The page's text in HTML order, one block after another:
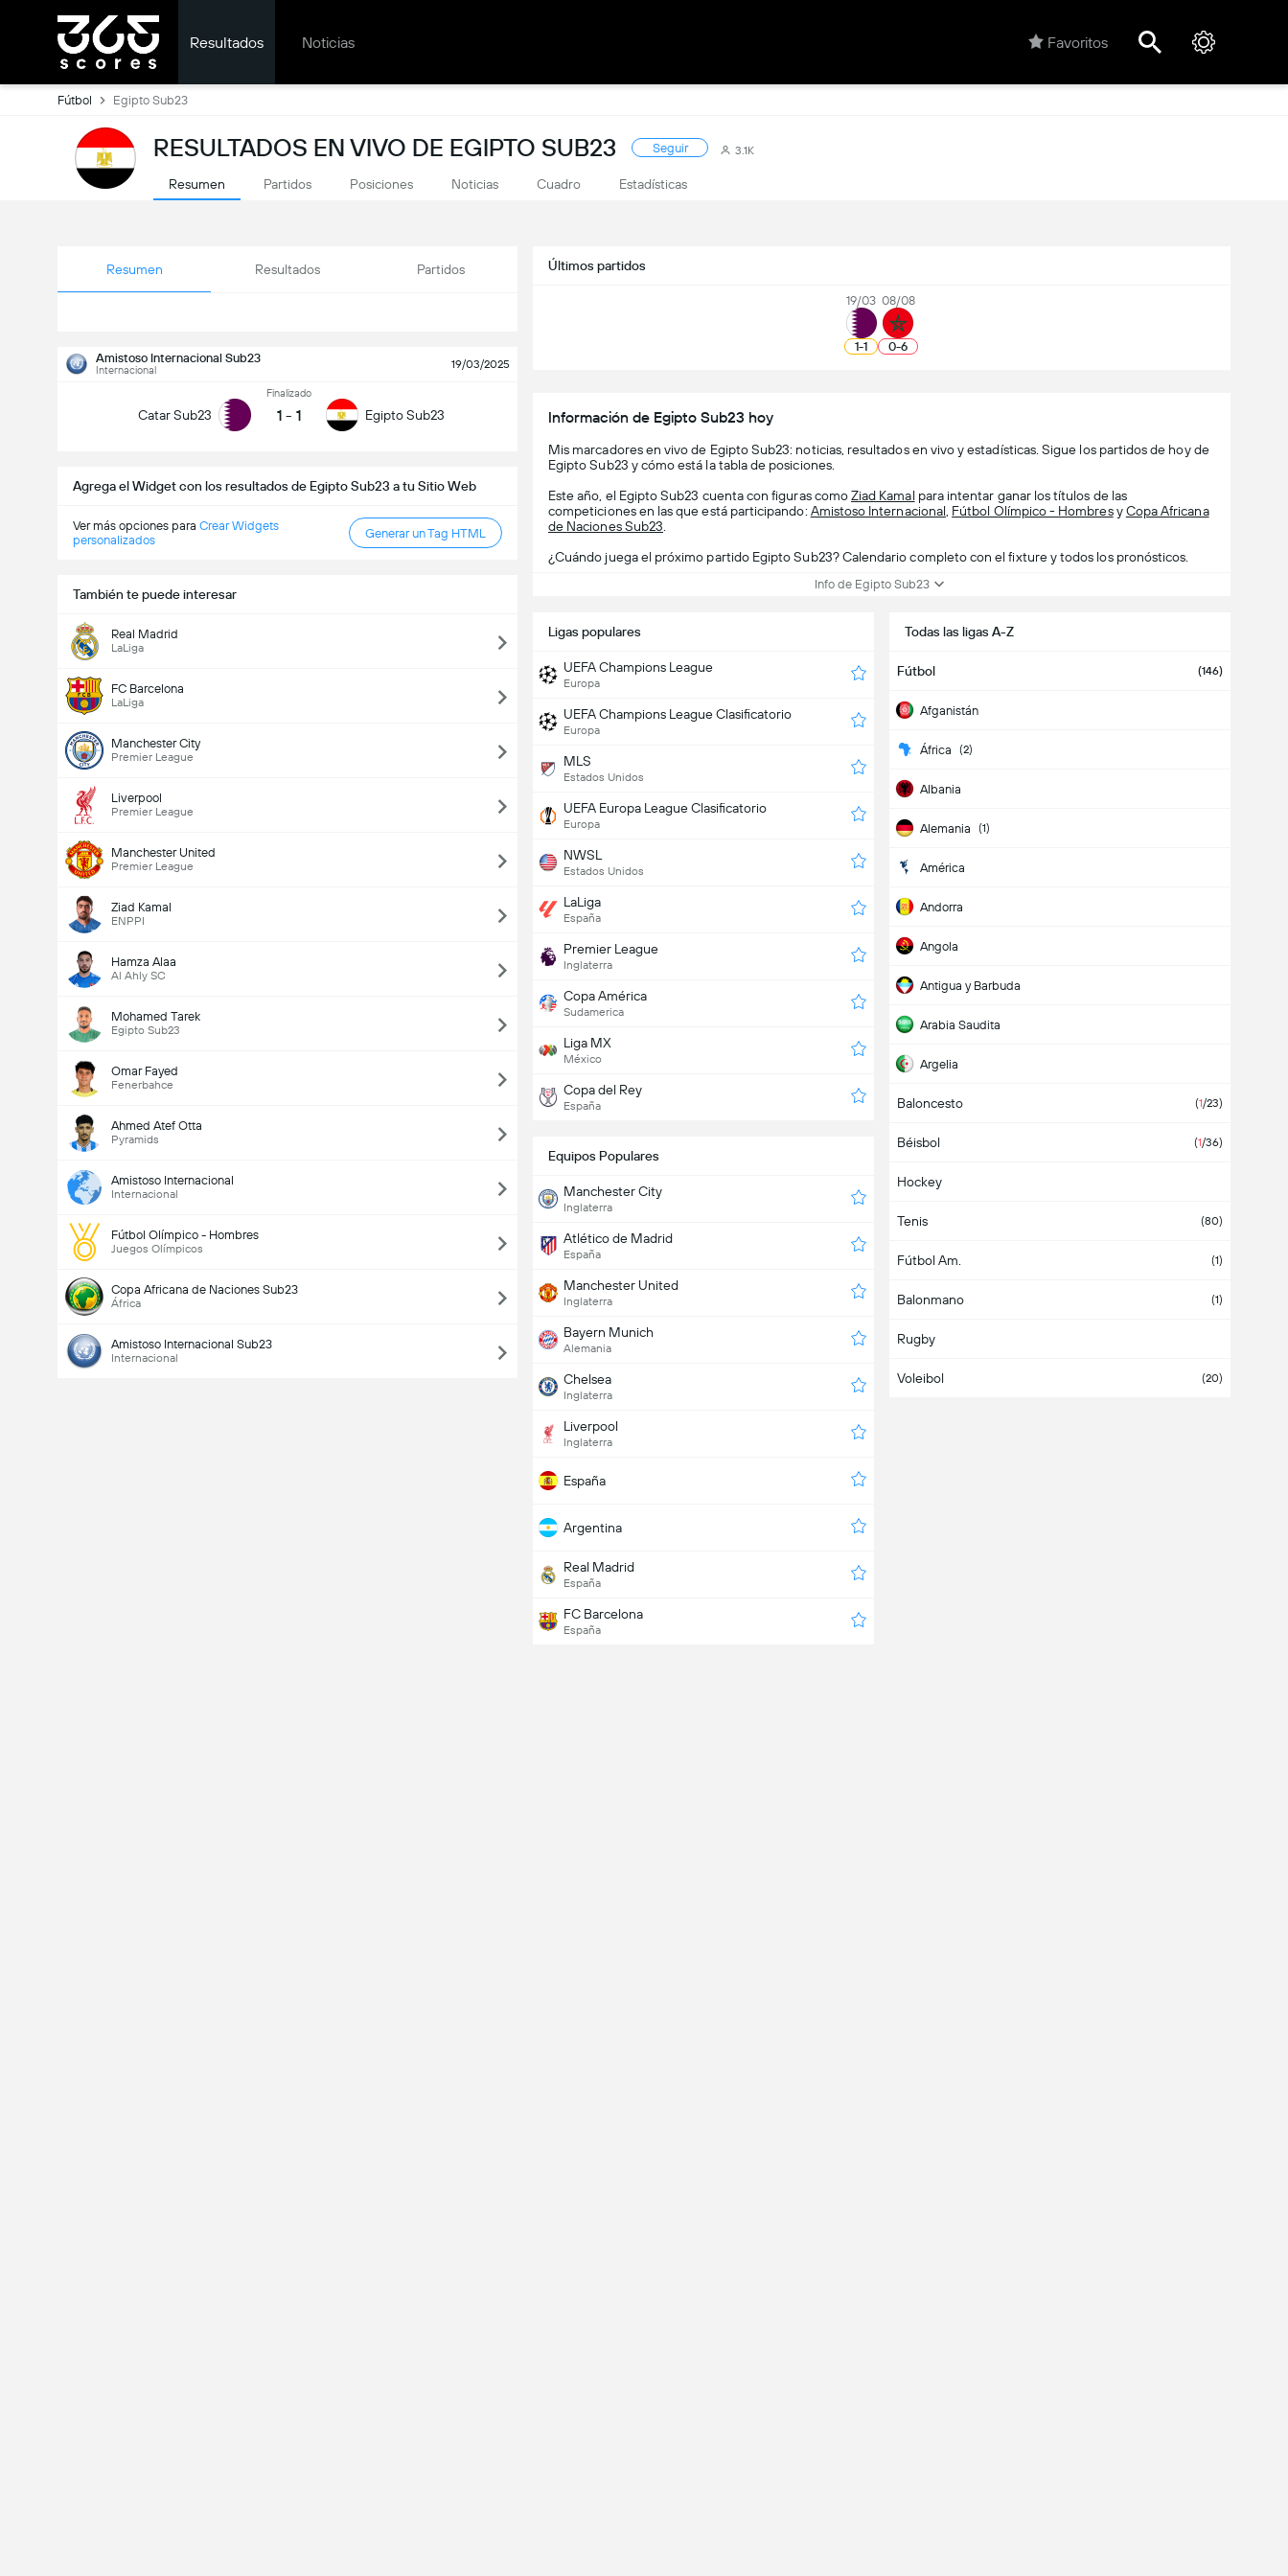
Resultados Noticias Favoritos
Fútbol Egipto Sub23
RESULTADOS EN VIVO DE EGIPTO SUB23 Seguir 3.1K
Resumen Partidos Posiciones Noticias Cuadro Estadísticas
Resumen Resultados Partidos
Amistoso Internacional Sub23
Internacional 19/03/2025
Catar Sub23
Finalizado
1 - 1 Egipto Sub23
Agrega el Widget con los resultados de Egipto Sub23 a tu Sitio Web
Ver más opciones para Crear Widgets
personalizados
Generar un Tag HTML
También te puede interesar
Real Madrid
LaLiga
FC Barcelona
LaLiga
Manchester City
Premier League
Liverpool
Premier League
Manchester United
Premier League
Ziad Kamal
ENPPI
Hamza Alaa
Al Ahly SC
Mohamed Tarek
Egipto Sub23
Omar Fayed
Fenerbahce
Ahmed Atef Otta
Pyramids
Amistoso Internacional
Internacional
Fútbol Olímpico - Hombres
Juegos Olímpicos
Copa Africana de Naciones Sub23
África
Amistoso Internacional Sub23
Internacional
Últimos partidos
19/03
1-1
08/08
0-6
Información de Egipto Sub23 hoy
Mis marcadores en vivo de Egipto Sub23: noticias, resultados en vivo y estadísticas. Sigue los partidos de hoy de
Egipto Sub23 y cómo está la tabla de posiciones.
Este año, el Egipto Sub23 cuenta con figuras comoZiad Kamal para intentar ganar los títulos de las
competiciones en las que está participando: Amistoso Internacional Fútbol Olímpico - HombresyCopa Africana
de Naciones Sub23
¿Cuándo juega el próximo partido Egipto Sub23? Calendario completo con el fixture y todos los pronósticos.
Info de Egipto Sub23
Ligas populares
UEFA Champions League
Europa
UEFA Champions League Clasificatorio
Europa
MLS
Estados Unidos
UEFA Europa League Clasificatorio
Europa
NWSL
Estados Unidos
LaLiga
España
Premier League
Inglaterra
Copa América
Sudamerica
Liga MX
México
Copa del Rey
España
Todas las ligas A-Z
Fútbol (146)
Afganistán
África (2)
Albania
Alemania (1)
América
Andorra
Angola
Antigua y Barbuda
Arabia Saudita
Argelia
Argentina
Armenia
Aruba
Asia
Australia
Austria
Azerbaiyán
Bahamas
Baloncesto (1/23)
Béisbol (1/36)
Hockey
Tenis (80)
Fútbol Am. (1)
Balonmano (1)
Rugby
Voleibol (20)
Equipos Populares
Manchester City
Inglaterra
Atlético de Madrid
España
Manchester United
Inglaterra
Bayern Munich
Alemania
Chelsea
Inglaterra
Liverpool
Inglaterra
España
Argentina
Real Madrid
España
FC Barcelona
España